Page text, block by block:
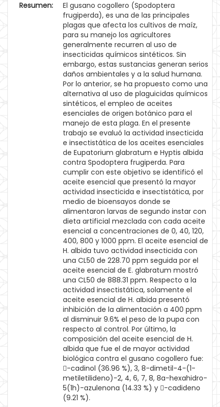
Resumen:
El gusano cogollero (Spodoptera
frugiperda), es una de las principales
plagas que afecta los cultivos de maíz,
para su manejo los agricultores
generalmente recurren al uso de
insecticidas químicos sintéticos. Sin
embargo, estas sustancias generan serios
daños ambientales y a la salud humana.
Por lo anterior, se ha propuesto como una
alternativa al uso de plaguicidas químicos
sintéticos, el empleo de aceites
esenciales de origen botánico para el
manejo de esta plaga. En el presente
trabajo se evaluó la actividad insecticida
e insectistática de los aceites esenciales
de Eupatorium glabratum e Hyptis albida
contra Spodoptera frugiperda. Para
cumplir con este objetivo se identificó el
aceite esencial que presentó la mayor
actividad insecticida e insectistática, por
medio de bioensayos donde se
alimentaron larvas de segundo instar con
dieta artificial mezclada con cada aceite
esencial a concentraciones de 0, 40, 120,
400, 800 y 1000 ppm. El aceite esencial de
H. albida tuvo actividad insecticida con
una CL50 de 228.70 ppm seguida por el
aceite esencial de E. glabratum mostró
una CL50 de 888.31 ppm. Respecto a la
actividad insectistática, solamente el
aceite esencial de H. albida presentó
inhibición de la alimentación a 400 ppm
al disminuir 9.6% el peso de la pupa con
respecto al control. Por último, la
composición del aceite esencial de H.
albida que fue el de mayor actividad
biológica contra el gusano cogollero fue:
-cadinol (36.96 %), 3, 8-dimetil-4-(1-
metiletilideno)-2, 4, 6, 7, 8, 8a-hexahidro-
5(1h)-azulenona (14.33 %) y -cadideno
(9.21 %).